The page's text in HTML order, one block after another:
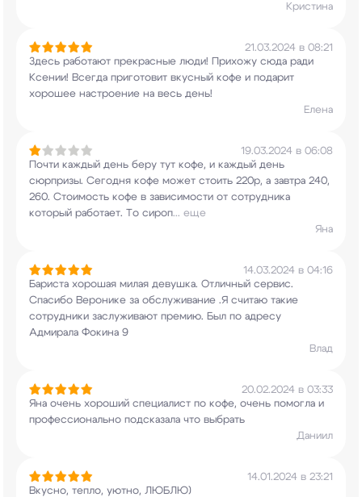
Кристина
21.03.2024 в 08:21
Здесь работают прекрасные люди! Прихожу сюда ради
Ксении! Всегда приготовит вкусный кофе и подарит
хорошее настроение на весь день!
Елена
19.03.2024 в 06:08
Почти каждый день беру тут кофе, и каждый день
сюрпризы. Сегодня кофе может стоить 220р, а завтра 240,
260. Стоимость кофе в зависимости от сотрудника
который работает. То сироп... еще
Яна
14.03.2024 в 04:16
Бариста хорошая милая девушка. Отличный сервис.
Спасибо Веронике за обслуживание .Я считаю такие
сотрудники заслуживают премию. Был по адресу
Адмирала Фокина 9
Влад
20.02.2024 в 03:33
Яна очень хороший специалист по кофе, очень помогла и
профессионально подсказала что выбрать
Даниил
14.01.2024 в 23:21
Вкусно, тепло, уютно, ЛЮБЛЮ)